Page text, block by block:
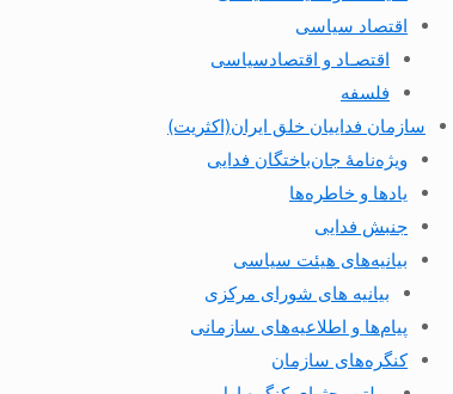
اقتصاد سیاسی
اقتصـاد و اقتصاد‌سیاسی
فلسفه
سازمان فداییان خلق ایران(اکثریت)
ویژه‌نامهٔ جان‌باختگان فدایی
یادها و خاطره‌ها
جنبش فدایی
بیانیه‌های هیئت سیاسی
بیانیه های شورای مرکزی
پیام‌ها و اطلاعیه‌های سازمانی
کنگره‌های سازمان